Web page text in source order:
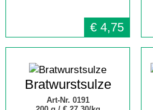
€ 4,75
Bratwurstsulze
Art-Nr. 0191